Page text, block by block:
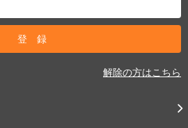
解除の方はこちら